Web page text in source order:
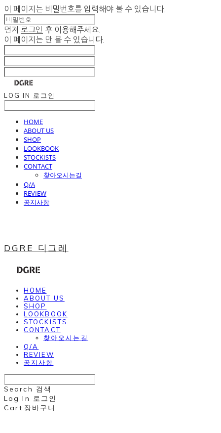
이 페이지는 비밀번호를 입력해야 볼 수 있습니다.
먼저 로그인 후 이용해주세요.
이 페이지는 만 볼 수 있습니다.
LOG IN 로그인
HOME
ABOUT US
SHOP
LOOKBOOK
STOCKISTS
CONTACT
찾아오시는길
Q/A
REVIEW
공지사항
DGRE 디그레
HOME
ABOUT US
SHOP
LOOKBOOK
STOCKISTS
CONTACT
찾아오시는길
Q/A
REVIEW
공지사항
Search 검색
Log In 로그인
Cart 장바구니